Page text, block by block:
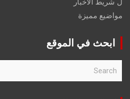
مواضيع مميزة
ابحث في الموقع
r